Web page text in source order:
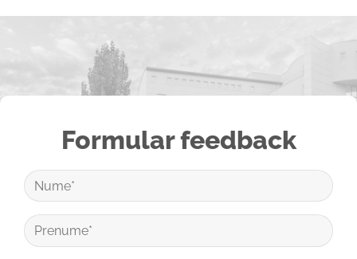
Formular feedback